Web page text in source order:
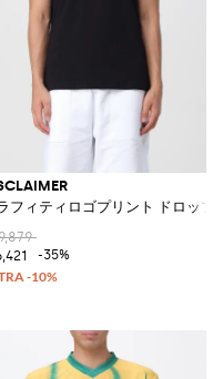
ンフーディ
フィティロゴプリント ドロップ
-35%